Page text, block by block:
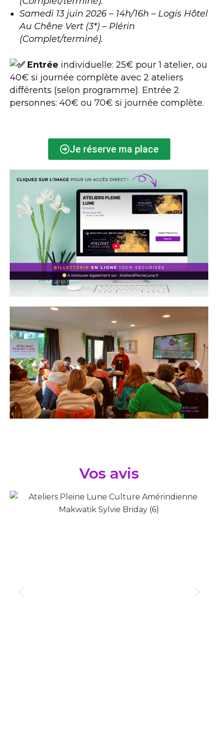
Samedi 13 juin 2026 – 14h/16h – Logis Hôtel
Au Chêne Vert (3*) – Plérin
(Complet/terminé).
Entrée individuelle: 25€ pour 1 atelier, ou
40€ si journée complète avec 2 ateliers
différents (selon programme). Entrée 2
personnes: 40€ ou 70€ si journée complète.
Je réserve ma place
Vos avis